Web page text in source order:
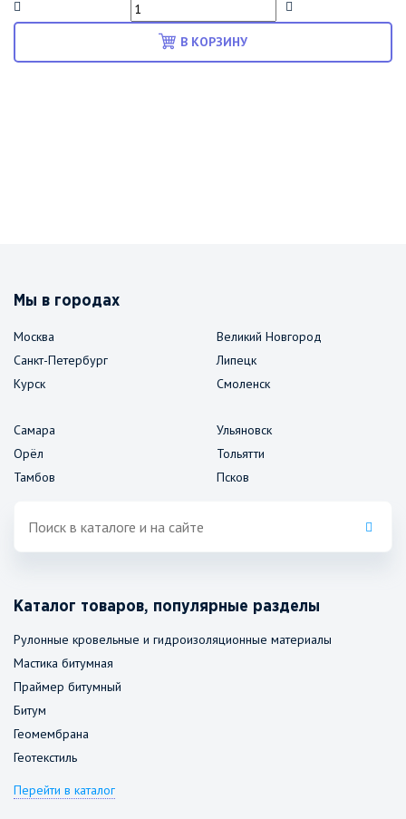
В КОРЗИНУ
Мы в городах
Москва
Санкт-Петербург
Курск
Великий Новгород
Липецк
Смоленск
Самара
Орёл
Тамбов
Ульяновск
Тольятти
Псков
Каталог товаров, популярные разделы
Рулонные кровельные и гидроизоляционные материалы
Мастика битумная
Праймер битумный
Битум
Геомембрана
Геотекстиль
Перейти в каталог